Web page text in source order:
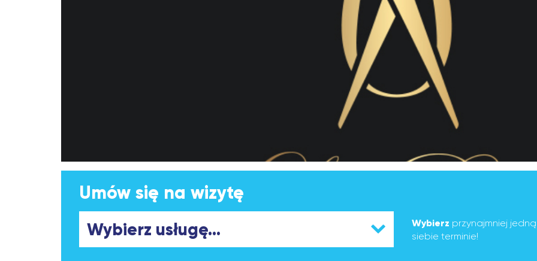
Umów się na wizytę
Wybierz przynajmniej
siebie terminie!